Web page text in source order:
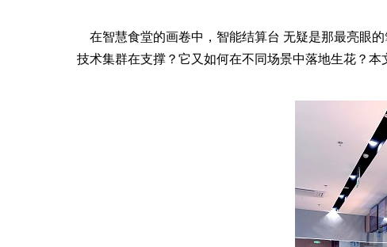
在智慧食堂的画卷中，智能结算台 无疑是那最亮眼
技术集群在支撑？它又如何在不同场景中落地生花？